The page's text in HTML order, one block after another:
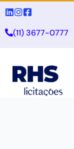
(11) 3677-0777